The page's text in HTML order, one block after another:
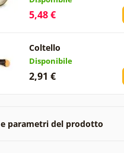
5,48 €
Coltello
Disponibile
2,91 €
e parametri del prodotto